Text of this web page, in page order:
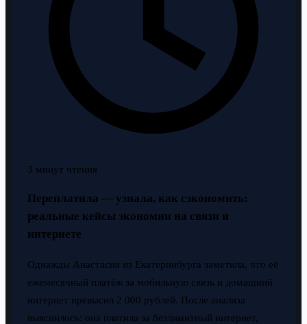
3 минут чтения
Переплатила — узнала, как сэкономить:
реальные кейсы экономии на связи и
интернете
Однажды Анастасия из Екатеринбурга заметила, что её
ежемесячный платёж за мобильную связь и домашний
интернет превысил 2 000 рублей. После анализа
выяснилось: она платила за безлимитный интернет,